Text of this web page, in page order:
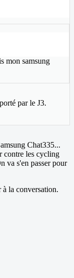
mon samsung
par le J3.
Chat335...
contre les cycling
va s'en passer pour
la conversation.